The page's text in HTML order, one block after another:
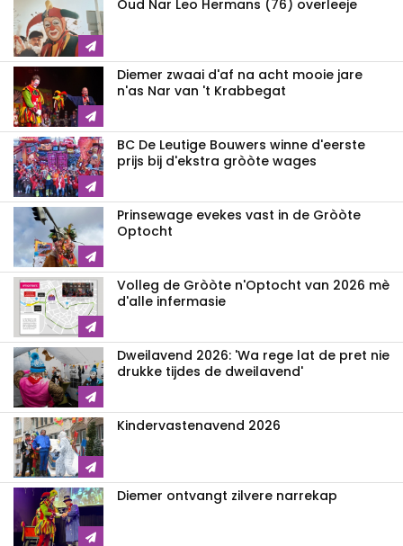
Oud Nar Leo Hermans (76) overleeje
Diemer zwaai d'af na acht mooie jare
n'as Nar van 't Krabbegat
BC De Leutige Bouwers winne d'eerste
prijs bij d'ekstra gròòte wages
Prinsewage evekes vast in de Gròòte
Optocht
Volleg de Gròòte n'Optocht van 2026 mè
d'alle infermasie
Dweilavend 2026: 'Wa rege lat de pret nie
drukke tijdes de dweilavend'
Kindervastenavend 2026
Diemer ontvangt zilvere narrekap